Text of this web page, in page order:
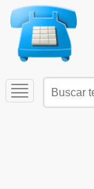
Toggle
navigation